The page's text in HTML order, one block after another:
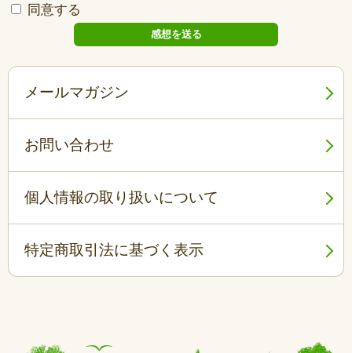
同意する
メールマガジン
お問い合わせ
個人情報の取り扱いについて
特定商取引法に基づく表示